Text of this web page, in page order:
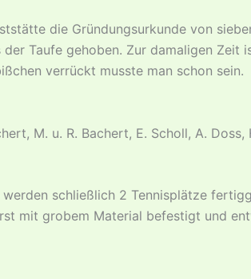
die Gründungsurkunde von
Taufe gehoben. Zur damaligen
verrückt musste man schon sein.
M. u. R. Bachert, E. Scholl, A.
schließlich 2 Tennisplätze
mit grobem Material befestigt und